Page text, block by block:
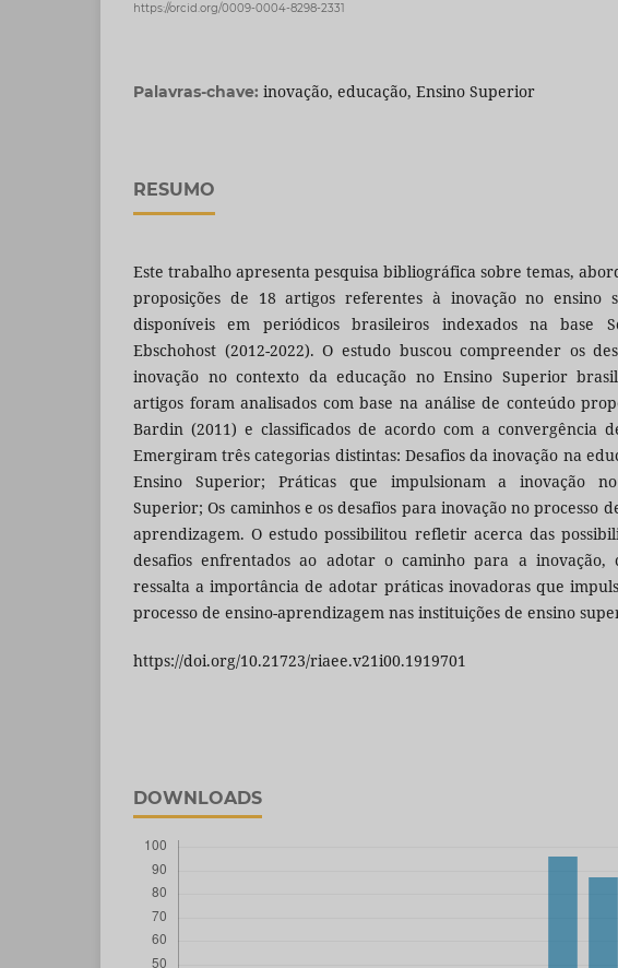
https://orcid.org/0009-0004-8298-2331
Palavras-chave: inovação, educação, Ensino Superior
RESUMO
Este trabalho apresenta pesquisa bibliográfica sobre temas,
proposições de 18 artigos referentes à inovação no ensino
disponíveis em periódicos brasileiros indexados na base
Ebschohost (2012-2022). O estudo buscou compreender os
inovação no contexto da educação no Ensino Superior
artigos foram analisados com base na análise de conteúdo
Bardin (2011) e classificados de acordo com a convergência
Emergiram três categorias distintas: Desafios da inovação na
Ensino Superior; Práticas que impulsionam a inovação
Superior; Os caminhos e os desafios para inovação no processo
aprendizagem. O estudo possibilitou refletir acerca das
desafios enfrentados ao adotar o caminho para a inovação,
ressalta a importância de adotar práticas inovadoras que
processo de ensino-aprendizagem nas instituições de ensino
https://doi.org/10.21723/riaee.v21i00.1919701
DOWNLOADS